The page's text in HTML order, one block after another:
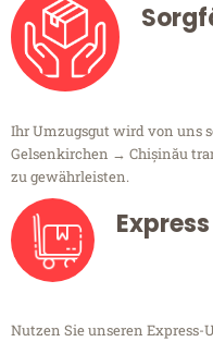
Ihr Umzugsgut wird von uns
Gelsenkirchen → Chișinău
zu gewährleisten.
Nutzen Sie unseren